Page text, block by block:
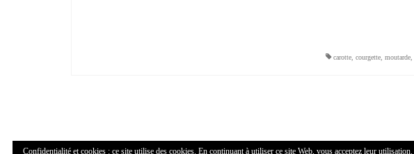
carotte, courgette, moutarde,
Confidentialité et cookies : ce site utilise des cookies. En continuant à utiliser ce site Web, vous acceptez leur utilisation.